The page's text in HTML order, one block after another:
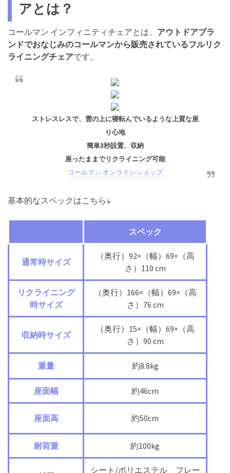
アとは？
コールマン インフィニティチェアとは、 アウトドアブラ
ンドでおなじみのコールマンから販売されているフルリク
ライニングチェアです。
ストレスレスで、雲の上に寝転んでいるような上質な座
り心地
簡単3秒設置、収納
座ったままでリクライニング可能
コールマン オンラインショップ
基本的なスペックはこちら↓
スペック
通常時サイズ
（奥行）92×（幅）69×（高
さ）110 cm
リクライニング
時サイズ
（奥行）166×（幅）69×（高
さ）76 cm
収納時サイズ
（奥行）15×（幅）69×（高
さ）90 cm
重量 約8.8kg
座面幅 約46cm
座面高 約50cm
耐荷重 約100kg
シート/ポリエステル フレー